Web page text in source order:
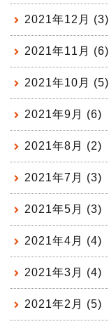
2021年12月 (3)
2021年11月 (6)
2021年10月 (5)
2021年9月 (6)
2021年8月 (2)
2021年7月 (3)
2021年5月 (3)
2021年4月 (4)
2021年3月 (4)
2021年2月 (5)